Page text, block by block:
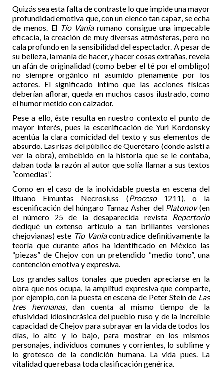
Quizás sea esta falta de contraste lo que impide una mayor
profundidad emotiva que, con un elenco tan capaz, se echa
de menos. El Tío Vaniarumano consigue una impecable
eficacia, la creación de muy diversas atmósferas, pero no
cala profundo en la sensibilidad del espectador. A pesar de
su belleza, la manía de hacer, y hacer cosas extrañas, revela
un afán de originalidad (como beber el té por el ombligo)
no siempre orgánico ni asumido plenamente por los
actores. El significado íntimo que las acciones físicas
deberían aflorar, queda en muchos casos ilustrado, como
el humor metido con calzador.
Pese a ello, éste resulta en nuestro contexto el punto de
mayor interés, pues la escenificación de Yuri Kordonsky
acentúa la clara comicidad del texto y sus elementos de
absurdo. Las risas del público de Querétaro (donde asistí a
ver la obra), embebido en la historia que se le contaba,
daban toda la razón al autor que solía llamar a sus textos
“comedias”.
Como en el caso de la inolvidable puesta en escena del
lituano Eimuntas Necrosiuss (Proceso1211), o la
escenificación del húngaro Tamaz Asher del Platonov(en
el número 25 de la desaparecida revista
Repertorio
dediqué un extenso artículo a tan brillantes versiones
chejovianas) este Tío Vaniacontradice definitivamente la
teoría que durante años ha identificado en México las
“piezas” de Chejov con un pretendido “medio tono”, una
contención emotiva y expresiva.
Los grandes saltos tonales que pueden apreciarse en la
obra que nos ocupa, la amplitud expresiva que comparte,
por ejemplo, con la puesta en escena de Peter Stein de Las
tres hermanas, dan cuenta al mismo tiempo de la
efusividad idiosincrásica del pueblo ruso y de la increíble
capacidad de Chejov para subrayar en la vida de todos los
días, lo alto y lo bajo, para mostrar en los mismos
personajes, individuos comunes y corrientes, lo sublime y
lo grotesco de la condición humana. La vida pues. La
vitalidad que rebasa toda clasificación genérica.